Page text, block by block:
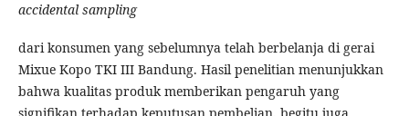
accidental sampling
dari konsumen yang sebelumnya telah berbelanja di gerai
Mixue Kopo TKI III Bandung. Hasil penelitian menunjukkan
bahwa kualitas produk memberikan pengaruh yang